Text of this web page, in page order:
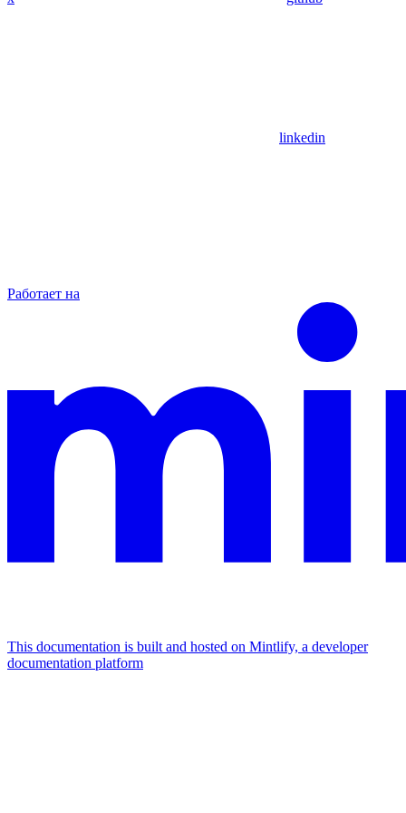
linkedin
Работает на
This documentation is built and hosted on Mintlify, a developer
documentation platform